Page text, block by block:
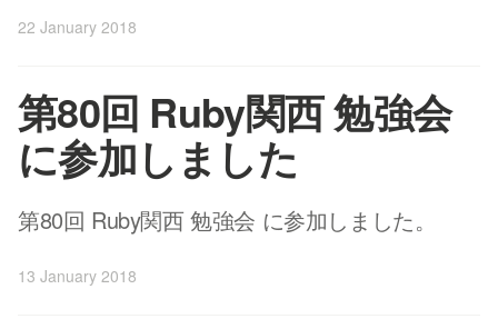
22 January 2018
第80回 Ruby関西 勉強会
に参加しました
第80回 Ruby関西 勉強会 に参加しました。
13 January 2018